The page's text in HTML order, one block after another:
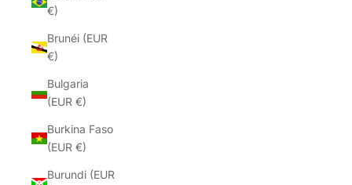
€)
Brunéi (EUR
€)
Bulgaria
(EUR €)
Burkina Faso
(EUR €)
Burundi (EUR